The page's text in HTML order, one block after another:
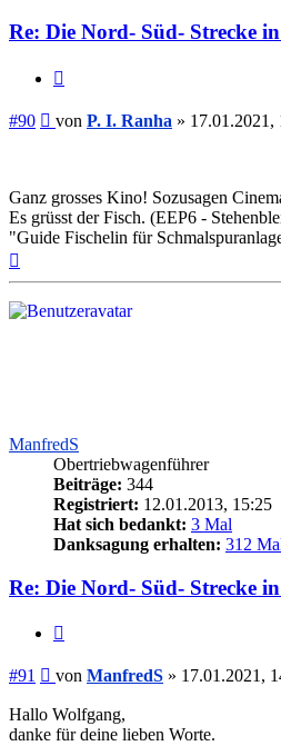
Re: Die Nord- Süd- Strecke
#90 Beitrag
von P. I. Ranha » 17.01.2021,
Ganz grosses Kino! Sozusagen
Es grüsst der Fisch. (EEP6 -
"Guide Fischelin für
ManfredS
Obertriebwagenführer
Beiträge: 344
Registriert: 12.01.2013, 15:25
Hat sich bedankt: 3 Mal
Danksagung erhalten: 312
Re: Die Nord- Süd- Strecke
#91 Beitrag
von ManfredS » 17.01.2021,
Hallo Wolfgang,
danke für deine lieben Worte.